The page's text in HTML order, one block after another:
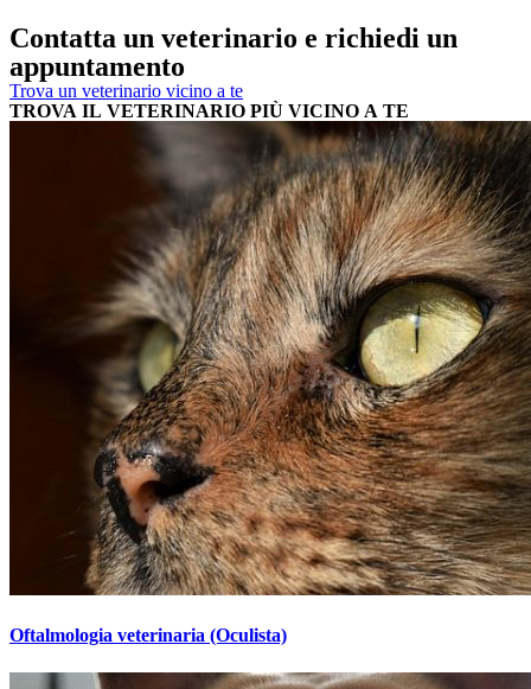
Contatta un veterinario e richiedi un
appuntamento
Trova un veterinario vicino a te
TROVA IL VETERINARIO PIÙ VICINO A TE
Oftalmologia veterinaria (Oculista)